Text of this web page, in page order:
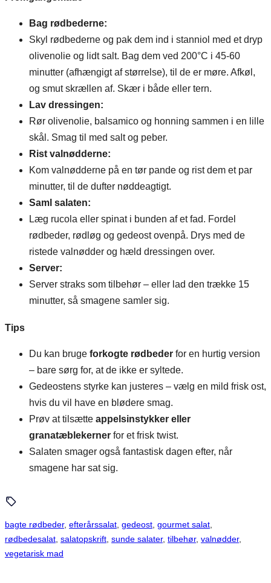
Bag rødbederne:
Skyl rødbederne og pak dem ind i stanniol med et dryp
olivenolie og lidt salt. Bag dem ved 200°C i 45-60
minutter (afhængigt af størrelse), til de er møre. Afkøl,
og smut skrællen af. Skær i både eller tern.
Lav dressingen:
Rør olivenolie, balsamico og honning sammen i en lille
skål. Smag til med salt og peber.
Rist valnødderne:
Kom valnødderne på en tør pande og rist dem et par
minutter, til de dufter nøddeagtigt.
Saml salaten:
Læg rucola eller spinat i bunden af et fad. Fordel
rødbeder, rødløg og gedeost ovenpå. Drys med de
ristede valnødder og hæld dressingen over.
Server:
Server straks som tilbehør – eller lad den trække 15
minutter, så smagene samler sig.
Tips
Du kan bruge forkogte rødbeder for en hurtig version
– bare sørg for, at de ikke er syltede.
Gedeostens styrke kan justeres – vælg en mild frisk ost,
hvis du vil have en blødere smag.
Prøv at tilsætte appelsinstykker eller
granatæblekerner for et frisk twist.
Salaten smager også fantastisk dagen efter, når
smagene har sat sig.
bagte rødbeder, efterårssalat, gedeost, gourmet salat
rødbedesalat, salatopskrift, sunde salater, tilbehør, valnødder
vegetarisk mad